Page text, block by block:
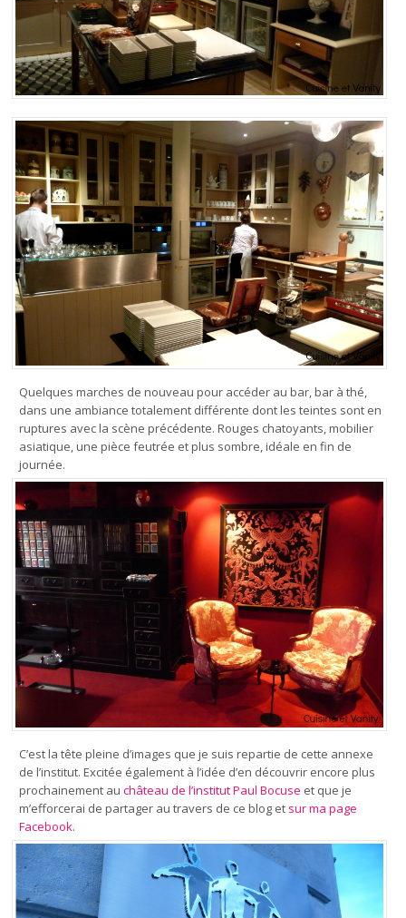
Quelques marches de nouveau pour accéder au bar, bar à thé,
dans une ambiance totalement différente dont les teintes sont en
ruptures avec la scène précédente. Rouges chatoyants, mobilier
asiatique, une pièce feutrée et plus sombre, idéale en fin de
journée.
C’est la tête pleine d’images que je suis repartie de cette annexe
de l’institut. Excitée également à l’idée d’en découvrir encore plus
prochainement auchâteau de l’institut Paul Bocuse et que je
m’efforcerai de partager au travers de ce blog et sur ma page
Facebook.